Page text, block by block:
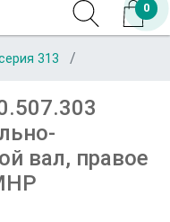
0
313
вал, правое